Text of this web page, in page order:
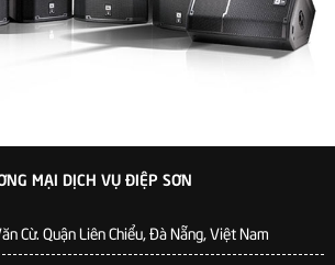
MẠI DỊCH VỤ ĐIỆP SƠN
Cừ. Quận Liên Chiểu, Đà Nẵng, Việt Nam